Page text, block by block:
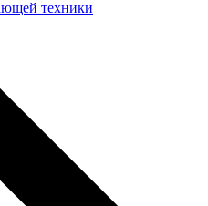
техники